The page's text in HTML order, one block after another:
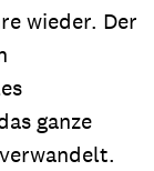
wieder. Der
ganze